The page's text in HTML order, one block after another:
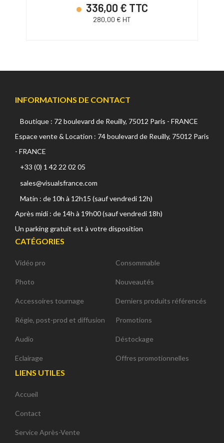
336,00 € TTC
280,00 € HT
INFORMATIONS DE CONTACT
Boutique : 72 boulevard de Reuilly, 75012 Paris - FRANCE
Espace vente & Location : 74 boulevard de Reuilly, 75012 Paris
- FRANCE
+33 (0) 1 42 22 02 05
sales@visualsfrance.com
Matin : de 10h à 12h15 (sauf vendredi 12h)
Après midi : de 14h à 19h00 (sauf vendredi 18h)
Un parking gratuit est à votre disposition
CATÉGORIES
Vidéo pro
Photo
Accessoires tournage
Régie, post-prod et diffusion
Audio
Eclairage
Consommable
Nouveautés
Derniers produits référencés
Promotions
Déstockage
Offres promotionnelles
LIENS UTILES
Accueil
Contact
Service Après-Vente